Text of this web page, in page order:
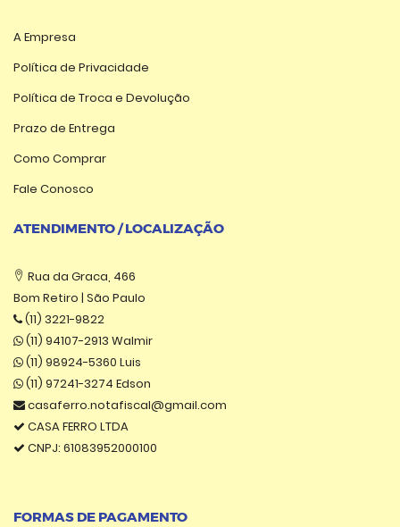
A Empresa
Política de Privacidade
Política de Troca e Devolução
Prazo de Entrega
Como Comprar
Fale Conosco
ATENDIMENTO / LOCALIZAÇÃO
Rua da Graca, 466
Bom Retiro | São Paulo
(11) 3221-9822
(11) 94107-2913 Walmir
(11) 98924-5360 Luis
(11) 97241-3274 Edson
casaferro.notafiscal@gmail.com
CASA FERRO LTDA
CNPJ: 61083952000100
FORMAS DE PAGAMENTO